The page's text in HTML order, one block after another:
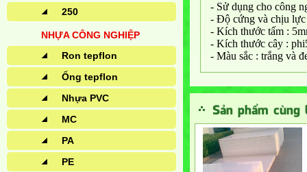
250
NHỰA CÔNG NGHIỆP
Ron tepflon
Ống tepflon
Nhựa PVC
MC
PA
PE
- Sử dụng cho công
- Độ cứng và chịu lực
- Kích thước tấm :
- Kích thước cây :
- Màu sắc : trắng và
Sản phẩm cùng